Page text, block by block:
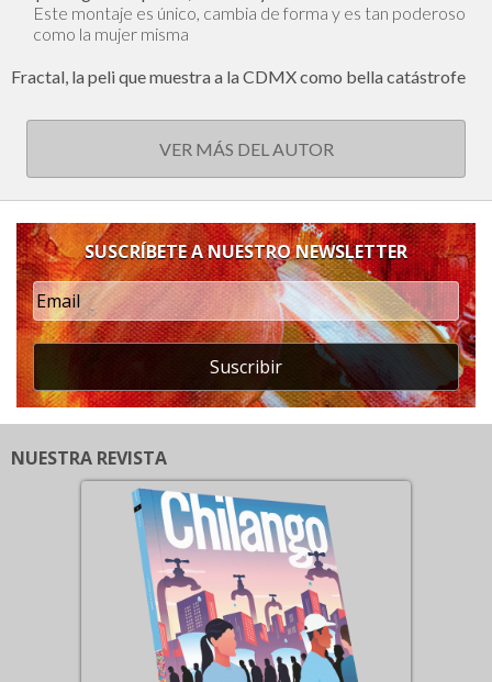
Este montaje es único, cambia de forma y es tan poderoso
como la mujer misma
Fractal, la peli que muestra a la CDMX como bella catástrofe
VER MÁS DEL AUTOR
SUSCRÍBETE A NUESTRO NEWSLETTER
Suscribir
NUESTRA REVISTA